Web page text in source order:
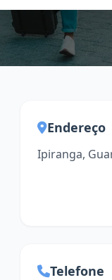
Endereço
Ipiranga,
Telefone